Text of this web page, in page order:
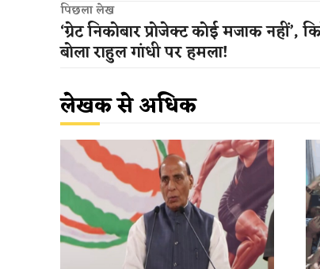
पिछला लेख
‘ग्रेट निकोबार प्रोजेक्ट कोई मजाक नहीं’,
बोला राहुल गांधी पर हमला!
लेखक से अधिक